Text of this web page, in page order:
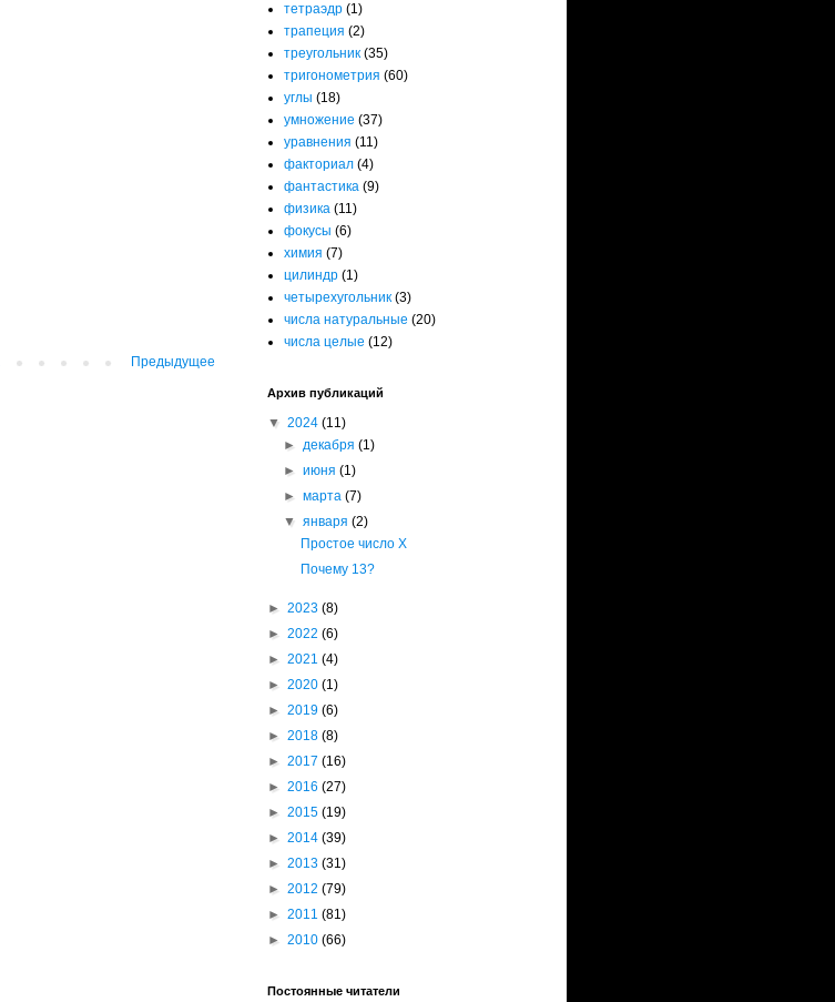
Предыдущее
тетраэдр (1)
трапеция (2)
треугольник (35)
тригонометрия (60)
углы (18)
умножение (37)
уравнения (11)
факториал (4)
фантастика (9)
физика (11)
фокусы (6)
химия (7)
цилиндр (1)
четырехугольник (3)
числа натуральные (20)
числа целые (12)
Архив публикаций
▼ 2024 (11)
►декабря(1)
►июня(1)
►марта(7)
▼января(2)
Простое число Х
Почему 13?
► 2023 (8)
► 2022 (6)
► 2021 (4)
► 2020 (1)
► 2019 (6)
► 2018 (8)
► 2017 (16)
► 2016 (27)
► 2015 (19)
► 2014 (39)
► 2013 (31)
► 2012 (79)
► 2011 (81)
► 2010 (66)
Постоянные читатели